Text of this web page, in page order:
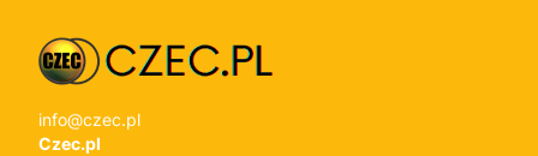
info@czec.pl
Czec.pl